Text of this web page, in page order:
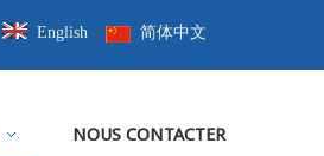
English 简体中文
NOUS CONTACTER